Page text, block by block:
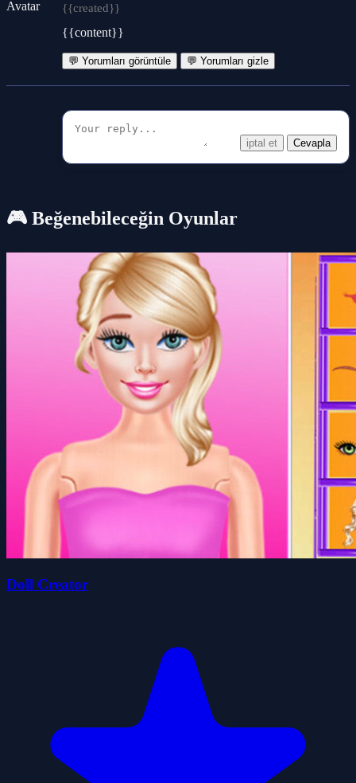
{{created}}
{{content}}
💬 Yorumları görüntüle 💬 Yorumları gizle
iptal et Cevapla
🎮 Beğenebileceğin Oyunlar
Doll Creator